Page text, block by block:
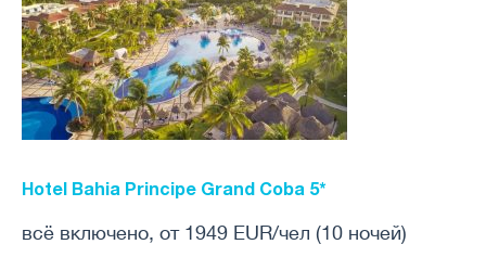
Hotel Bahia Principe Grand Coba 5*
всё включено, от 1949 EUR/чел (10 ночей)